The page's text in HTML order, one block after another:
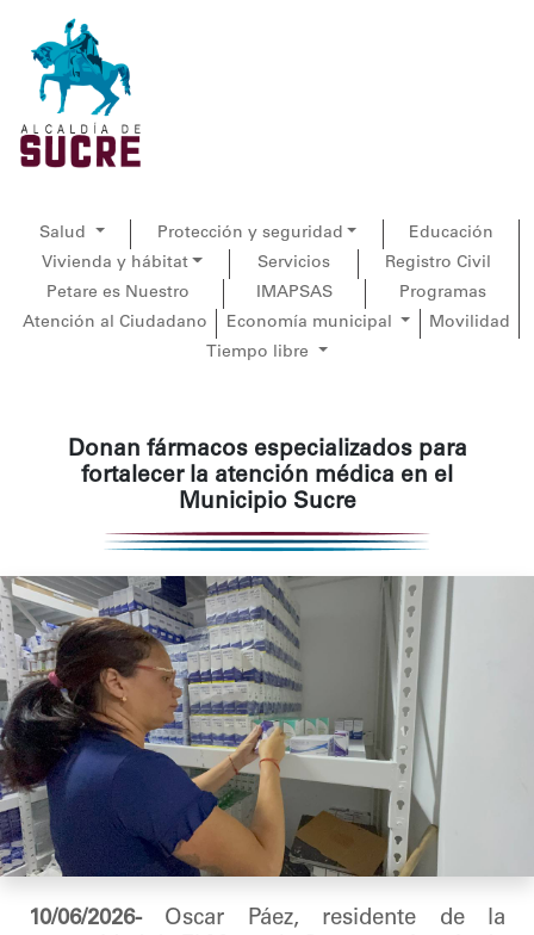
Salud Protección y seguridad
Educación
Vivienda y hábitat
Servicios
Registro Civil
Petare es Nuestro
IMAPSAS
Programas
Atención al Ciudadano
Economía municipal
Movilidad
Tiempo libre
Donan fármacos especializados para
fortalecer la atención médica en el
Municipio Sucre
10/06/2026-Oscar Páez, residente de la